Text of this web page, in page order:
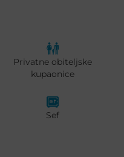
Privatne obiteljske
kupaonice
Sef